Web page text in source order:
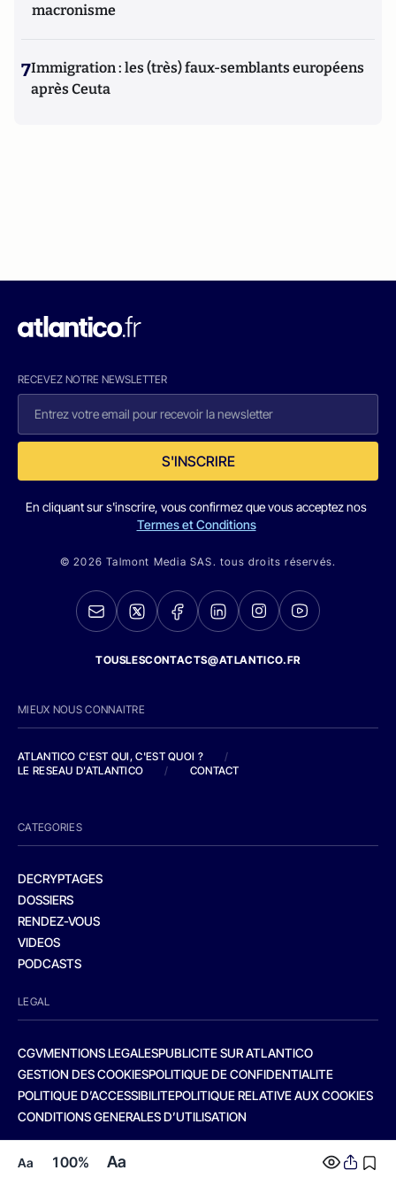
Aa 100% Aa
macronisme
7Immigration : les (très) faux-semblants européens
après Ceuta
RECEVEZ NOTRE NEWSLETTER
S'INSCRIRE
En cliquant sur s'inscrire, vous confirmez que vous acceptez nos
Termes et Conditions
© 2026 Talmont Media SAS. tous droits réservés.
TOUSLESCONTACTS@ATLANTICO.FR
MIEUX NOUS CONNAITRE
ATLANTICO C'EST QUI, C'EST QUOI ?
/
LE RESEAU D'ATLANTICO
/ CONTACT
CATEGORIES
DECRYPTAGES
DOSSIERS
RENDEZ-VOUS
VIDEOS
PODCASTS
LEGAL
CGVMENTIONS LEGALESPUBLICITE SUR ATLANTICO
GESTION DES COOKIESPOLITIQUE DE CONFIDENTIALITE
POLITIQUE D’ACCESSIBILITEPOLITIQUE RELATIVE AUX COOKIES
CONDITIONS GENERALES D’UTILISATION